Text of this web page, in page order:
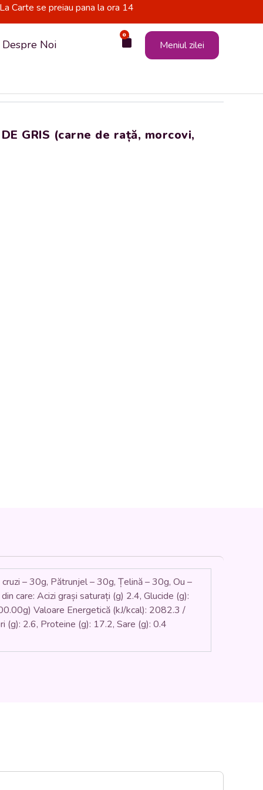
Carte se preiau pana la ora 14
Despre Noi
0
Cart Meniul zilei
GRIS (carne de rață, morcovi,
– 30g, Pătrunjel – 30g, Țelină – 30g, Ou –
care: Acizi grași saturați (g) 2.4, Glucide (g):
Valoare Energetică (kJ/kcal): 2082.3 /
(g): 2.6, Proteine (g): 17.2, Sare (g): 0.4